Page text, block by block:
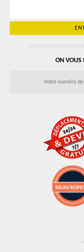
ON VOUS